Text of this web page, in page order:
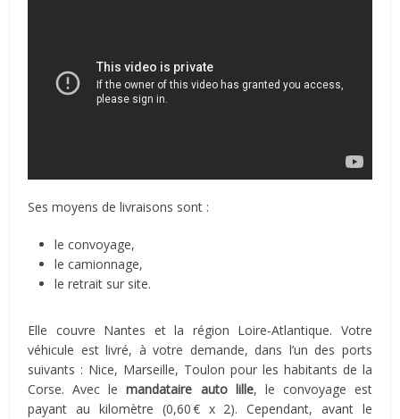
Ses moyens de livraisons sont :
le convoyage,
le camionnage,
le retrait sur site.
Elle couvre Nantes et la région Loire-Atlantique. Votre
véhicule est livré, à votre demande, dans l’un des ports
suivants : Nice, Marseille, Toulon pour les habitants de la
Corse. Avec lemandataire auto lille, le convoyage est
payant au kilomètre (0,60 € x 2). Cependant, avant le